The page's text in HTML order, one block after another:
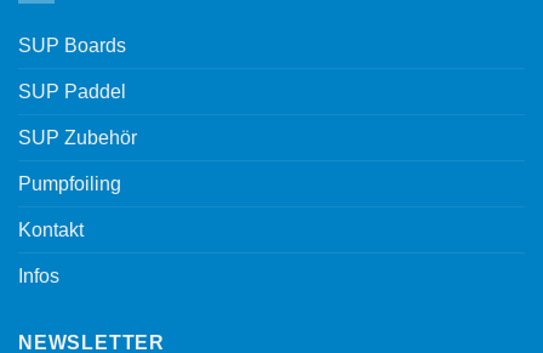
SUP Boards
SUP Paddel
SUP Zubehör
Pumpfoiling
Kontakt
Infos
NEWSLETTER